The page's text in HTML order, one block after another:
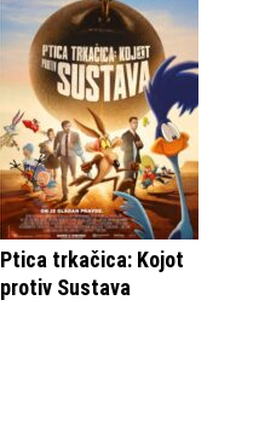
Ptica trkačica: Kojot
protiv Sustava